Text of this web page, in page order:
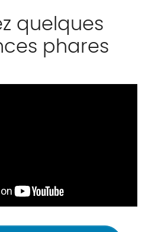
quelques
phares